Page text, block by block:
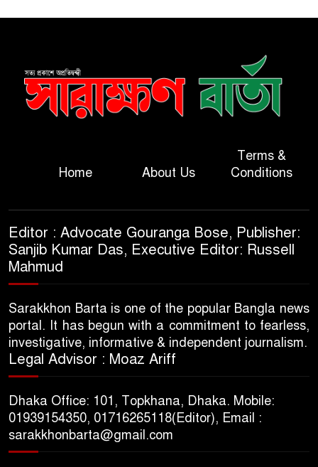
Home About Us
Terms &
Conditions
Editor : Advocate Gouranga Bose, Publisher:
Sanjib Kumar Das, Executive Editor: Russell
Mahmud
Sarakkhon Barta is one of the popular Bangla news
portal. It has begun with a commitment to fearless,
investigative, informative & independent journalism.
Legal Advisor : Moaz Ariff
Dhaka Office: 101, Topkhana, Dhaka. Mobile:
01939154350, 01716265118(Editor), Email :
sarakkhonbarta@gmail.com